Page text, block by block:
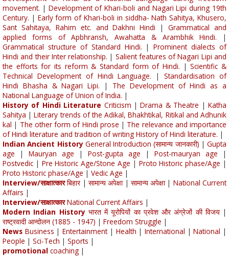
movement. | Development of Khari-boli and Nagari Lipi during 19th
Century. | Early form of Khari-boli in siddha- Nath Sahitya, Khusero,
Sant Sahitaya, Rahim etc. and Dakhni Hindi |Grammatical and
applied forms of Apbhransh, Awahatta & Arambhik Hindi. |
Grammatical structure of Standard Hindi. |Prominent dialects of
Hindi and their Inter relationship. | Salient features of Nagari Lipi and
the efforts for its reform & Standard form of Hindi. |Scientific &
Technical Development of Hindi Language. |Standardisation of
Hindi Bhasha & Nagari Lipi. | The Development of Hindi as a
National Language of Union of India. |
History of Hindi Literature Criticism |Drama & Theatre |Katha
Sahitya |Literary trends of the Adikal, Bhakhtikal, Ritikal and Adhunik
kal | The other form of Hindi prose | The relevance and importance
of Hindi literature and tradition of writing History of Hindi literature. |
Indian Ancient History General Introduction (सामान्य जानकारी) | Gupta
age | Mauryan age | Post-gupta age | Post-mauryan age |
Postvedic | Pre Historic Age/Stone Age | Proto Historic phase/Age |
Proto Historic phase/Age | Vedic Age |
Interview/साक्षात्कार बिहार | सामान्य अपेक्षा | सामान्य अपेक्षा | National Current
Affairs |
Interview/साक्षात्कार National Current Affairs |
Modern Indian History भारत में यूरोपियों का प्रवेश और अंग्रेजों की विजय|
राष्ट्रवादी आन्दोलन (1885 - 1947) | Freedom Struggle |
News Business |Entertainment| Health | International |National |
People | Sci-Tech | Sports |
promotional coaching |